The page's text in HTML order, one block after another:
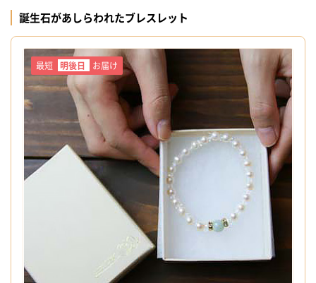
誕生石があしらわれたブレスレット
最短 明後日 お届け